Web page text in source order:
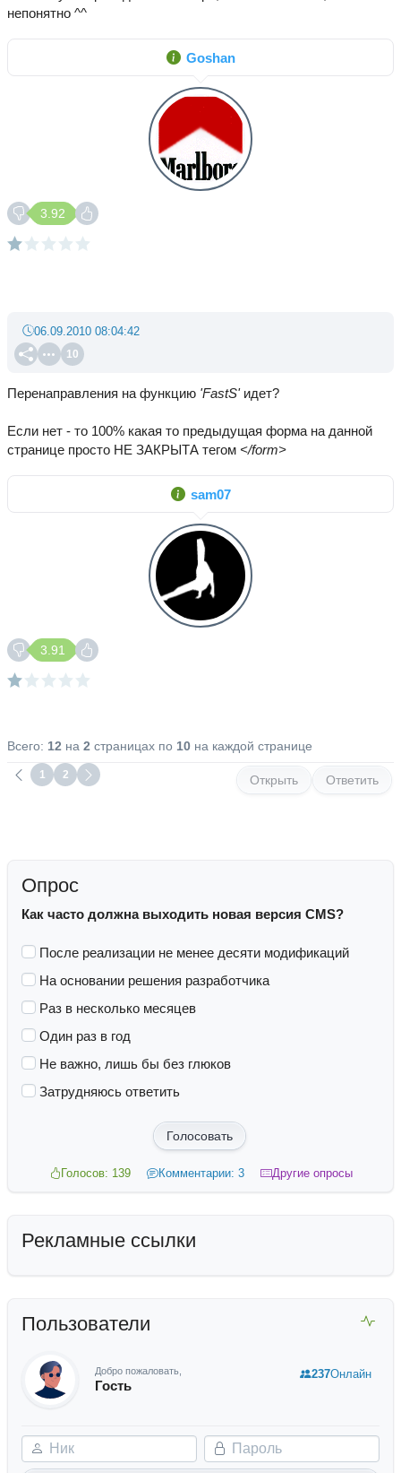
непонятно ^^
Goshan
3.92
10
06.09.2010 08:04:42
Перенаправления на функцию 'FastS'идет?
Если нет - то 100% какая то предыдущая форма на данной
странице просто НЕ ЗАКРЫТА тегом </form>
sam07
3.91
Всего: 12 на 2 страницах по 10 на каждой странице
1 2 Открыть Ответить
Опрос
Как часто должна выходить новая версия CMS?
После реализации не менее десяти модификаций
На основании решения разработчика
Раз в несколько месяцев
Один раз в год
Не важно, лишь бы без глюков
Затрудняюсь ответить
Голосовать
Голосов: 139 Комментарии: 3 Другие опросы
Рекламные ссылки
Пользователи
Добро пожаловать,
Гость
Ник Пароль
237Онлайн